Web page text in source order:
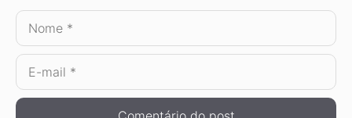
Nome
E-
mail